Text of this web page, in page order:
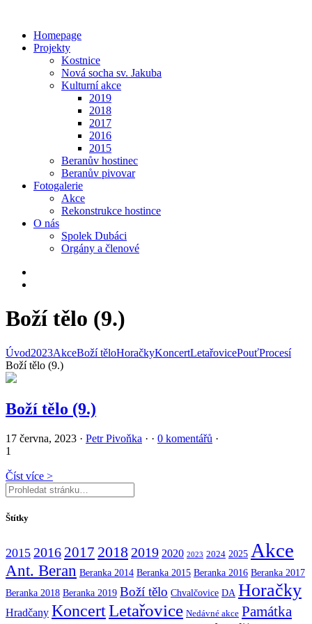
Homepage
Projekty
Kostnice
Nová socha sv. Jakuba
Kulturní akce
2019
2018
2017
2016
2015
Beranův hostinec
Beranův pivovar
Fotogalerie
Akce
Rekonstrukce hostince
O nás
Spolek Dubáci
Orgány a členové
Boží tělo (9.)
Úvod2023AkceBoží těloHoračkyKoncertLetařovicePouťProcesí
Boží tělo (9.)
Boží tělo (9.)
17 června, 2023 · Petr Pivoňka · · 0 komentářů ·
1
Číst více >
Štítky
2015 2016 2017 2018 2019 2020 2023 2024 2025 Akce
Ant. Beran Beranka 2014 Beranka 2015 Beranka 2016 Beranka 2017
Beranka 2018 Beranka 2019 Boží tělo Chvalčovice DA Horačky
Hradčany KoncertLetařovice Nedávné akce Památka